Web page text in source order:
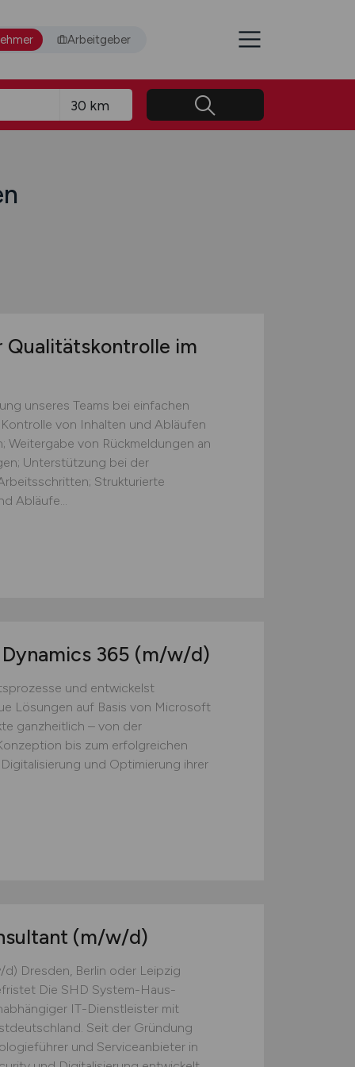
Arbeitgeber
Qualitätskontrolle im
unseres Teams bei einfachen
von Inhalten und Abläufen
Weitergabe von Rückmeldungen an
Unterstützung bei der
Strukturierte
Abläufe...
365 (m/w/d)
und entwickelst
Lösungen auf Basis von Microsoft
ganzheitlich – von der
bis zum erfolgreichen
und Optimierung ihrer
(m/w/d)
Dresden, Berlin oder Leipzig
Die SHD System-Haus-
IT-Dienstleister mit
Seit der Gründung
und Serviceanbieter in